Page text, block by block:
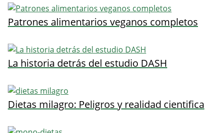
Patrones alimentarios veganos completos
La historia detrás del estudio DASH
Dietas milagro: Peligros y realidad cientifica